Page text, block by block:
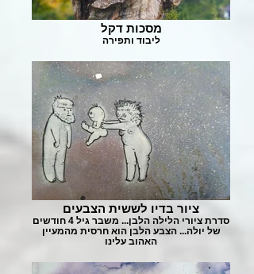
מסכות דקל
ליבוד ותפירה
ציור בדיו לששית הצבעים
סדרת ציורי הלילה הלבן... משבר גיל 4 חודשים
של יולה... הצבע הלבן הוא חרסית מהמעיין
האהוב עלינו